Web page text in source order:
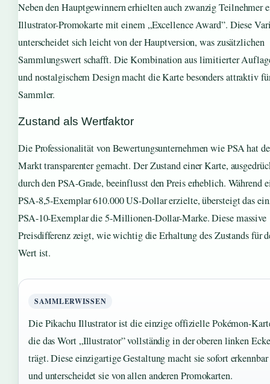
Neben den Hauptgewinnern erhielten auch zwanzig Teilnehmer
Illustrator-Promokarte mit einem „Excellence Award”. Diese
unterscheidet sich leicht von der Hauptversion, was zusätzlichen
Sammlungswert schafft. Die Kombination aus limitierter
und nostalgischem Design macht die Karte besonders attraktiv
Sammler.
Zustand als Wertfaktor
Die Professionalität von Bewertungsunternehmen wie PSA hat
Markt transparenter gemacht. Der Zustand einer Karte,
durch den PSA-Grade, beeinflusst den Preis erheblich. Während
PSA-8,5-Exemplar 610.000 US-Dollar erzielte, übersteigt das
PSA-10-Exemplar die 5-Millionen-Dollar-Marke. Diese massive
Preisdifferenz zeigt, wie wichtig die Erhaltung des Zustands für
Wert ist.
SAMMLERWISSEN
Die Pikachu Illustrator ist die einzige offizielle Pokémon-
die das Wort „Illustrator” vollständig in der oberen linken Ecke
trägt. Diese einzigartige Gestaltung macht sie sofort erkennbar
und unterscheidet sie von allen anderen Promokarten.